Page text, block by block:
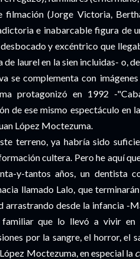
filmación (Jorge Victoria,
e inabarcable figura de
y excéntrico que
laurel en la sien incluidas- o,
se complementa con
protagonizó en 1992 -
de ese mismo espectáculo en
López Moctezuma.
terreno, ya habría sido
cultera. Pero he aquí
y-tantos años, un dentista
llamado Lalo, que
arrastrando desde la infancia -
que lo llevó a vivir en
por la sangre, el horror, el
Moctezuma, en especial la